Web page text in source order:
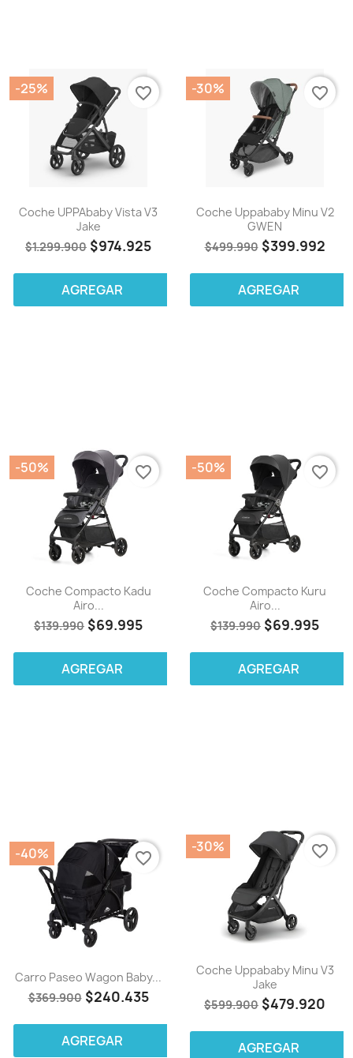
Coche UPPAbaby Vista V3
Jake
$1.299.900 $974.925
-25%
AGREGAR
favorite_border
Coche Uppababy Minu V2
GWEN
$499.990 $399.992
-30%
AGREGAR
favorite_border
Coche Compacto Kadu
Airo...
$139.990 $69.995
-50%
AGREGAR
favorite_border
Coche Compacto Kuru
Airo...
$139.990 $69.995
-50%
AGREGAR
favorite_border
Carro Paseo Wagon Baby...
$369.900 $240.435
-40%
AGREGAR
favorite_border
Coche Uppababy Minu V3
Jake
$599.900 $479.920
-30%
AGREGAR
favorite_border